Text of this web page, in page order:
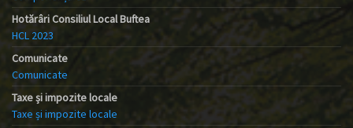
Hotărâri Consiliul Local Buftea
HCL 2023
Comunicate
Comunicate
Taxe și impozite locale
Taxe și impozite locale